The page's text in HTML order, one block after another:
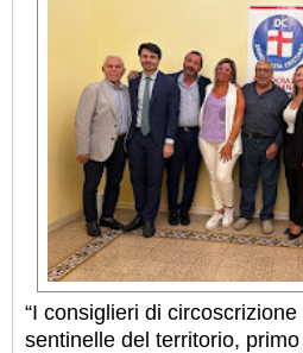
“I consiglieri di
sentinelle del territorio,